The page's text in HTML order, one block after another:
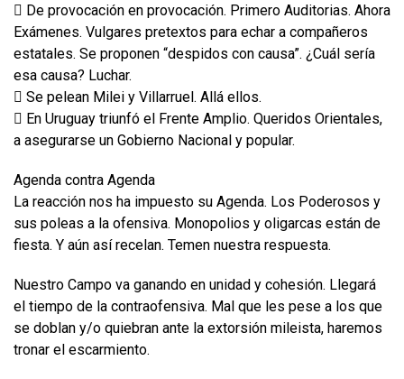
 De provocación en provocación. Primero Auditorias. Ahora
Exámenes. Vulgares pretextos para echar a compañeros
estatales. Se proponen “despidos con causa”. ¿Cuál sería
esa causa? Luchar.
 Se pelean Milei y Villarruel. Allá ellos.
 En Uruguay triunfó el Frente Amplio. Queridos Orientales,
a asegurarse un Gobierno Nacional y popular.
Agenda contra Agenda
La reacción nos ha impuesto su Agenda. Los Poderosos y
sus poleas a la ofensiva. Monopolios y oligarcas están de
fiesta. Y aún así recelan. Temen nuestra respuesta.
Nuestro Campo va ganando en unidad y cohesión. Llegará
el tiempo de la contraofensiva. Mal que les pese a los que
se doblan y/o quiebran ante la extorsión mileista, haremos
tronar el escarmiento.